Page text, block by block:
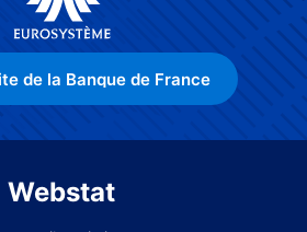
de la Banque de France
Webstat